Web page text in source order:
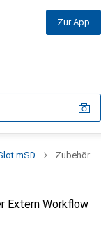
Zur App
mSD Zubehör
Extern Workflow